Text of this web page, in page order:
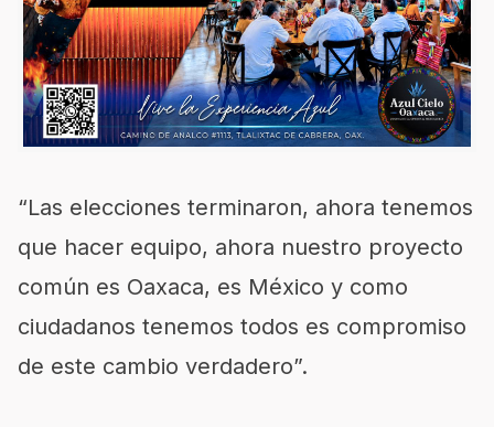
“Las elecciones terminaron, ahora tenemos
que hacer equipo, ahora nuestro proyecto
común es Oaxaca, es México y como
ciudadanos tenemos todos es compromiso
de este cambio verdadero”.